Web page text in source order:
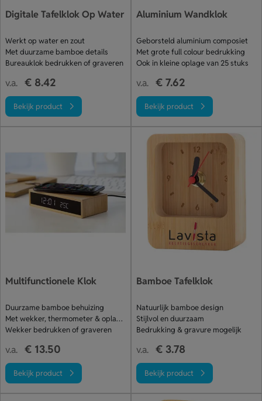
Digitale Tafelklok Op Water
Werkt op water en zout
Met duurzame bamboe details
Bureauklok bedrukken of graveren
v.a. € 8.42
Bekijk product
Aluminium Wandklok
Geborsteld aluminium composiet
Met grote full colour bedrukking
Ook in kleine oplage van 25 stuks
v.a. € 7.62
Bekijk product
Multifunctionele Klok
Duurzame bamboe behuizing
Met wekker, thermometer & oplader
Wekker bedrukken of graveren
v.a. € 13.50
Bekijk product
Bamboe Tafelklok
Natuurlijk bamboe design
Stijlvol en duurzaam
Bedrukking & gravure mogelijk
v.a. € 3.78
Bekijk product